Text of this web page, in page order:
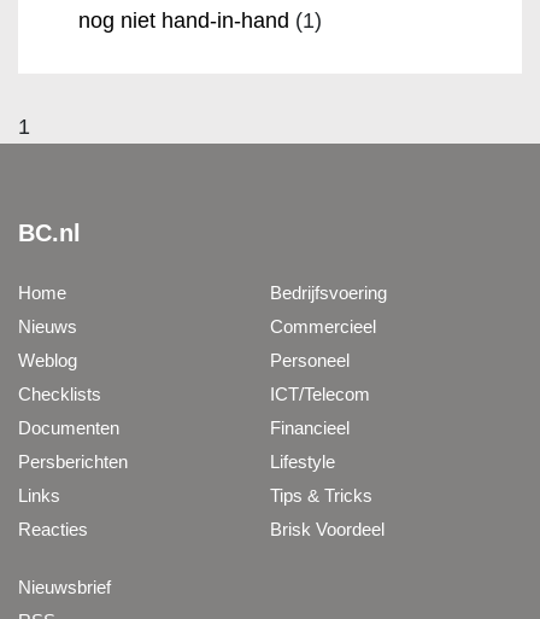
nog niet hand-in-hand (1)
1
BC.nl
Home
Nieuws
Weblog
Checklists
Documenten
Persberichten
Links
Reacties
Bedrijfsvoering
Commercieel
Personeel
ICT/Telecom
Financieel
Lifestyle
Tips & Tricks
Brisk Voordeel
Nieuwsbrief